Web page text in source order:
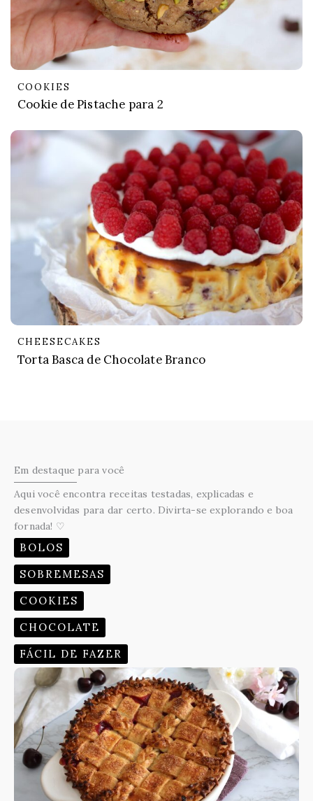
COOKIES
Cookie de Pistache para 2
CHEESECAKES
Torta Basca de Chocolate Branco
Em destaque para você
Aqui você encontra receitas testadas, explicadas e
desenvolvidas para dar certo. Divirta-se explorando e boa
fornada! ♡
BOLOS
SOBREMESAS
COOKIES
CHOCOLATE
FÁCIL DE FAZER